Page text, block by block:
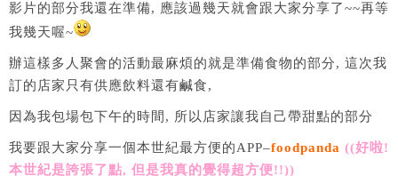
影片的部分我還在準備, 應該過幾天就會跟大家分享了~~再等
我幾天喔~
辦這樣多人聚會的活動最麻煩的就是準備食物的部分, 這次我
訂的店家只有供應飲料還有鹹食,
因為我包場包下午的時間, 所以店家讓我自己帶甜點的部分
我要跟大家分享一個本世紀最方便的APP–foodpanda ((好啦!
本世紀是誇張了點, 但是我真的覺得超方便!!))